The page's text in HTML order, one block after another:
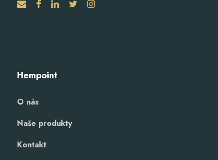
Hempoint
O nás
Naše produkty
Kontakt